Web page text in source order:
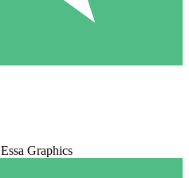
Essa Graphics